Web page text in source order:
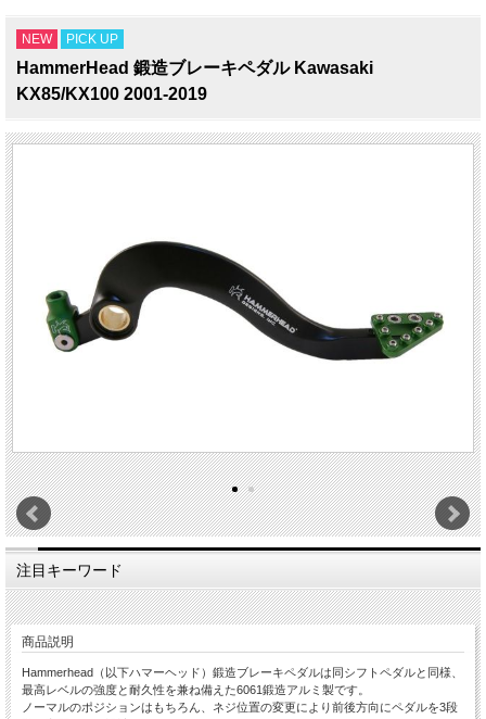
NEW PICK UP
HammerHead 鍛造ブレーキペダル Kawasaki
KX85/KX100 2001-2019
注目キーワード
商品説明
Hammerhead（以下ハマーヘッド）鍛造ブレーキペダルは同シフトペダルと同様、
最高レベルの強度と耐久性を兼ね備えた6061鍛造アルミ製です。
ノーマルのポジションはもちろん、ネジ位置の変更により前後方向にペダルを3段